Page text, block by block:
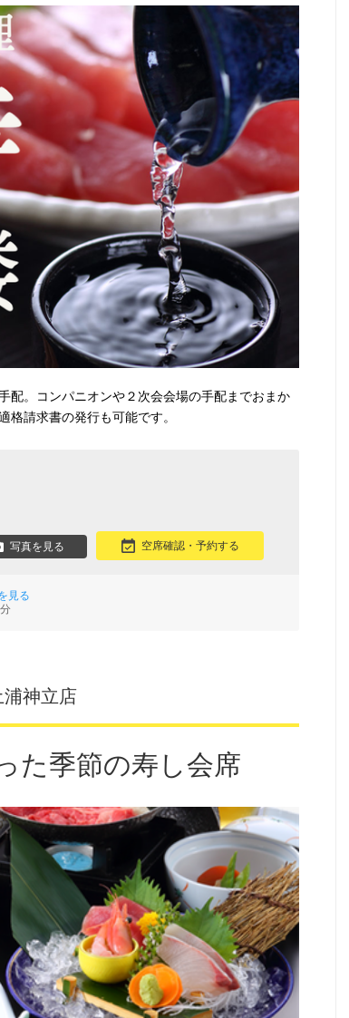
配。コンパニオンや２次会会場の手配までおまか
格請求書の発行も可能です。
写真を見る 空席確認・予約する
見る
神立店
た季節の寿し会席